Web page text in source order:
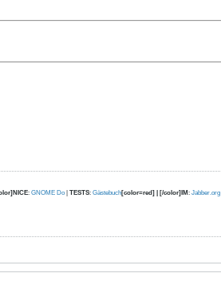
: GNOME Do TESTS: Gästebuch[color=red] | [/color]IM : Jabber.org